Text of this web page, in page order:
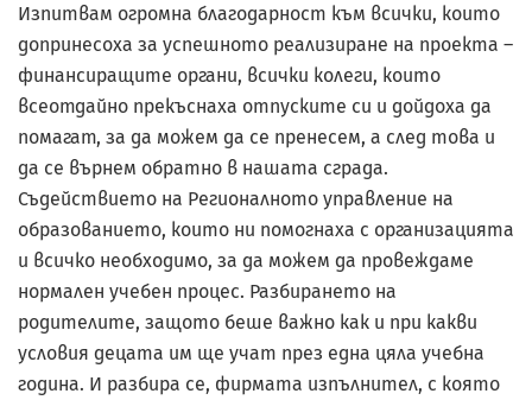
Изпитвам огром­на благодарност към всички, които
допринесоха за успешното реализиране на проекта –
финансиращите органи, всички колеги, които
всеотдайно прекъснаха отпуските си и дойдоха да
помагат, за да можем да се пренесем, а след това и
да се върнем обратно в нашата сграда.
Съдействието на Регионалното управление на
образованието, които ни помогнаха с организацията
и всичко необходимо, за да можем да провеждаме
нормален учебен процес. Разбирането на
родителите, защото беше важно как и при какви
условия децата им ще учат през една цяла учебна
година. И разбира се, фирмата изпълнител, с която